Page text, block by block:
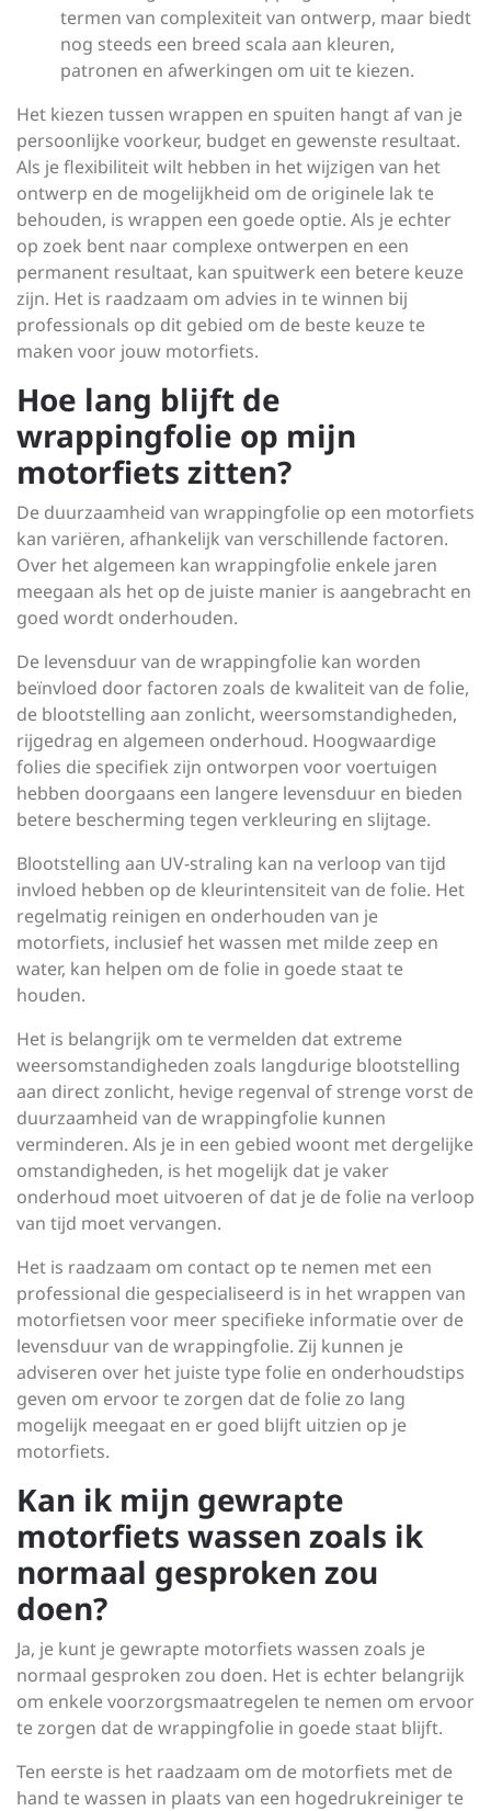
termen van complexiteit van ontwerp, maar biedt
nog steeds een breed scala aan kleuren,
patronen en afwerkingen om uit te kiezen.
Het kiezen tussen wrappen en spuiten hangt af van je
persoonlijke voorkeur, budget en gewenste resultaat.
Als je flexibiliteit wilt hebben in het wijzigen van het
ontwerp en de mogelijkheid om de originele lak te
behouden, is wrappen een goede optie. Als je echter
op zoek bent naar complexe ontwerpen en een
permanent resultaat, kan spuitwerk een betere keuze
zijn. Het is raadzaam om advies in te winnen bij
professionals op dit gebied om de beste keuze te
maken voor jouw motorfiets.
Hoe lang blijft de
wrappingfolie op mijn
motorfiets zitten?
De duurzaamheid van wrappingfolie op een motorfiets
kan variëren, afhankelijk van verschillende factoren.
Over het algemeen kan wrappingfolie enkele jaren
meegaan als het op de juiste manier is aangebracht en
goed wordt onderhouden.
De levensduur van de wrappingfolie kan worden
beïnvloed door factoren zoals de kwaliteit van de folie,
de blootstelling aan zonlicht, weersomstandigheden,
rijgedrag en algemeen onderhoud. Hoogwaardige
folies die specifiek zijn ontworpen voor voertuigen
hebben doorgaans een langere levensduur en bieden
betere bescherming tegen verkleuring en slijtage.
Blootstelling aan UV-straling kan na verloop van tijd
invloed hebben op de kleurintensiteit van de folie. Het
regelmatig reinigen en onderhouden van je
motorfiets, inclusief het wassen met milde zeep en
water, kan helpen om de folie in goede staat te
houden.
Het is belangrijk om te vermelden dat extreme
weersomstandigheden zoals langdurige blootstelling
aan direct zonlicht, hevige regenval of strenge vorst de
duurzaamheid van de wrappingfolie kunnen
verminderen. Als je in een gebied woont met dergelijke
omstandigheden, is het mogelijk dat je vaker
onderhoud moet uitvoeren of dat je de folie na verloop
van tijd moet vervangen.
Het is raadzaam om contact op te nemen met een
professional die gespecialiseerd is in het wrappen van
motorfietsen voor meer specifieke informatie over de
levensduur van de wrappingfolie. Zij kunnen je
adviseren over het juiste type folie en onderhoudstips
geven om ervoor te zorgen dat de folie zo lang
mogelijk meegaat en er goed blijft uitzien op je
motorfiets.
Kan ik mijn gewrapte
motorfiets wassen zoals ik
normaal gesproken zou
doen?
Ja, je kunt je gewrapte motorfiets wassen zoals je
normaal gesproken zou doen. Het is echter belangrijk
om enkele voorzorgsmaatregelen te nemen om ervoor
te zorgen dat de wrappingfolie in goede staat blijft.
Ten eerste is het raadzaam om de motorfiets met de
hand te wassen in plaats van een hogedrukreiniger te